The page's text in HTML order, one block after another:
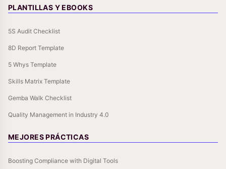
PLANTILLAS Y EBOOKS
5S Audit Checklist
8D Report Template
5 Whys Template
Skills Matrix Template
Gemba Walk Checklist
Quality Management in Industry 4.0
MEJORES PRÁCTICAS
Boosting Compliance with Digital Tools